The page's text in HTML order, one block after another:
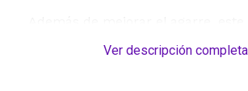
desgaste diario, defendiendo tu
Ver descripción completa